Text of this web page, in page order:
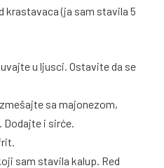
krastavaca (ja sam stavila 5
u ljusci. Ostavite da se
sa majonezom,
i sirće.
sam stavila kalup. Red